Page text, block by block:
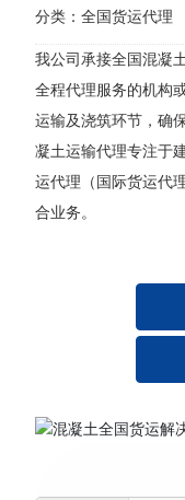
分类：全国货运代理
我公司承接全国混凝
全程代理服务的机构
运输及浇筑环节，确
凝土运输代理专注于
运代理（国际货运代
合业务。